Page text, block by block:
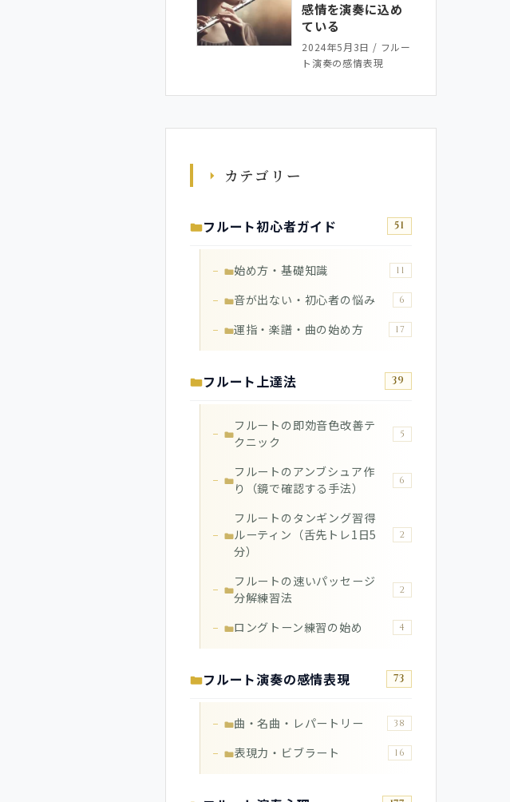
感情を演奏に込め
ている
2024年5月3日 / フルー
ト演奏の感情表現
カテゴリー
フルート初心者ガイド 51
始め方・基礎知識 11
音が出ない・初心者の悩み 6
運指・楽譜・曲の始め方 17
フルート上達法 39
フルートの即効音色改善テ
クニック
5
フルートのアンブシュア作
り（鏡で確認する手法）
6
フルートのタンギング習得
ルーティン（舌先トレ1日5
分）
2
フルートの速いパッセージ
分解練習法
2
ロングトーン練習の始め 4
フルート演奏の感情表現 73
曲・名曲・レパートリー 38
表現力・ビブラート 16